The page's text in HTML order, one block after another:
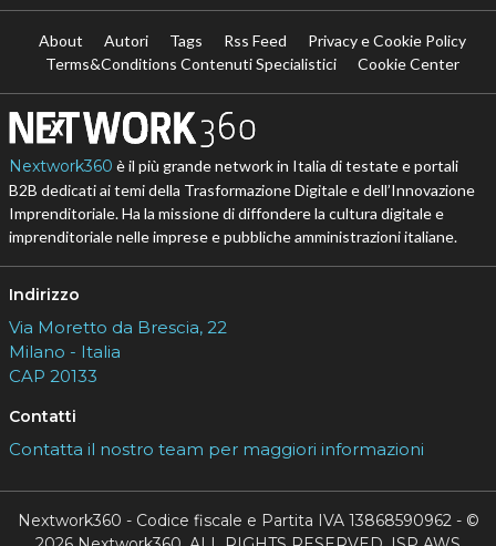
About Autori Tags Rss Feed
Privacy e Cookie Policy
Terms&Conditions Contenuti Specialistici
Cookie Center
Nextwork360 è il più grande network in Italia di testate e portali
B2B dedicati ai temi della Trasformazione Digitale e dell’Innovazione
Imprenditoriale. Ha la missione di diffondere la cultura digitale e
imprenditoriale nelle imprese e pubbliche amministrazioni italiane.
Indirizzo
Via Moretto da Brescia, 22
Milano - Italia
CAP 20133
Contatti
Contatta il nostro team per maggiori informazioni
Nextwork360 - Codice fiscale e Partita IVA 13868590962 - ©